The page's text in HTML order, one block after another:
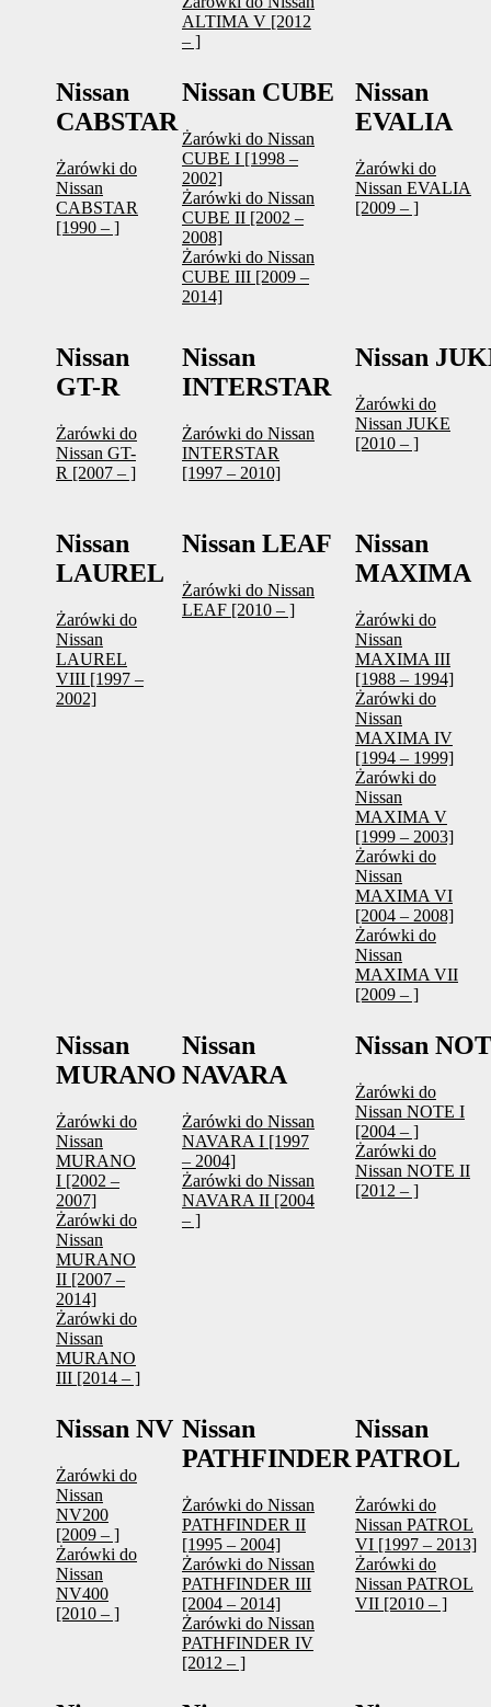
ALTIMA V [2012
– ]
Nissan
CABSTAR
Żarówki do
Nissan
CABSTAR
[1990 – ]
Nissan CUBE
Żarówki do Nissan
CUBE I [1998 –
2002]
Żarówki do Nissan
CUBE II [2002 –
2008]
Żarówki do Nissan
CUBE III [2009 –
2014]
Nissan
EVALIA
Żarówki do
Nissan EVALIA
[2009 – ]
Nissan
GT-R
Żarówki do
Nissan GT-
R [2007 – ]
Nissan
INTERSTAR
Żarówki do Nissan
INTERSTAR
[1997 – 2010]
Nissan
Żarówki do
Nissan JUKE
[2010 – ]
Nissan
LAUREL
Żarówki do
Nissan
LAUREL
VIII [1997 –
2002]
Nissan LEAF
Żarówki do Nissan
LEAF [2010 – ]
Nissan
MAXIMA
Żarówki do
Nissan
MAXIMA III
[1988 – 1994]
Żarówki do
Nissan
MAXIMA IV
[1994 – 1999]
Żarówki do
Nissan
MAXIMA V
[1999 – 2003]
Żarówki do
Nissan
MAXIMA VI
[2004 – 2008]
Żarówki do
Nissan
MAXIMA VII
[2009 – ]
Nissan
MURANO
Żarówki do
Nissan
MURANO
I [2002 –
2007]
Żarówki do
Nissan
MURANO
II [2007 –
2014]
Żarówki do
Nissan
MURANO
III [2014 – ]
Nissan
NAVARA
Żarówki do Nissan
NAVARA I [1997
– 2004]
Żarówki do Nissan
NAVARA II [2004
– ]
Nissan
Żarówki do
Nissan NOTE I
[2004 – ]
Żarówki do
Nissan NOTE II
[2012 – ]
Nissan NV
Żarówki do
Nissan
NV200
[2009 – ]
Żarówki do
Nissan
NV400
[2010 – ]
Nissan
PATHFINDER
Żarówki do Nissan
PATHFINDER II
[1995 – 2004]
Żarówki do Nissan
PATHFINDER III
[2004 – 2014]
Żarówki do Nissan
PATHFINDER IV
[2012 – ]
Nissan
PATROL
Żarówki do
Nissan PATROL
VI [1997 – 2013]
Żarówki do
Nissan PATROL
VII [2010 – ]